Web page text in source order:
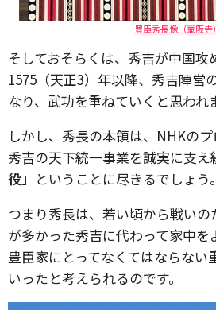
豊臣秀長像（壷阪寺）
そしておそらくは、秀吉が中国攻
1575（天正3）年以降、秀吉陣営
なり、武功を重ねていくと思われ
しかし、秀長の本領は、NHKの
秀吉の天下統一事業を誠実に支え
役」 ということに尽きるでしょう。
つまり秀長は、若い頃から戦い
が多かった秀吉に代わって家中を
豊臣家にとってなくてはならない
いったと考えられるのです。